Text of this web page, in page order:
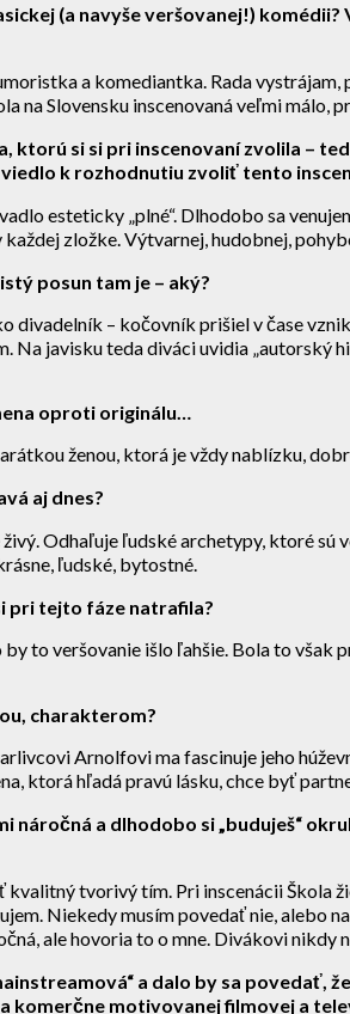
(a navyše veršovanej!)
a komediantka. Rada
na Slovensku inscenovaná veľmi málo,
ktorú si si pri inscenovaní zvolila –
k rozhodnutiu zvoliť tento
esteticky „plné“. Dlhodobo sa
zložke. Výtvarnej, hudobnej,
posun tam je – aký?
divadelník – kočovník prišiel v čase
Na javisku teda diváci uvidia
oproti originálu…
ženou, ktorá je vždy nablízku,
aj dnes?
živý. Odhaľuje ľudské archetypy, ktoré
ľudské, bytostné.
pri tejto fáze natrafila?
to veršovanie išlo ľahšie. Bola to
charakterom?
Arnolfovi ma fascinuje jeho
ktorá hľadá pravú lásku, chce byť
a dlhodobo si „buduješ“
tvorivý tím. Pri inscenácii
Niekedy musím povedať nie, alebo
ale hovoria to o mne. Divákovi
a dalo by sa
motivovanej filmovej a